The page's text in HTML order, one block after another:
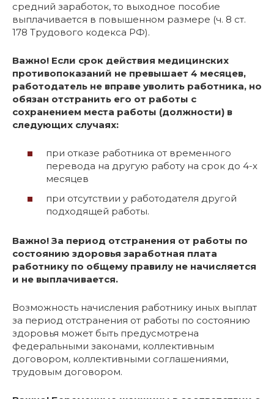
средний заработок, то выходное пособие
выплачивается в повышенном размере (ч. 8 ст.
178 Трудового кодекса РФ).
Важно! Если срок действия медицинских
противопоказаний не превышает 4 месяцев,
работодатель не вправе уволить работника, но
обязан отстранить его от работы с
сохранением места работы (должности) в
следующих случаях:
при отказе работника от временного
перевода на другую работу на срок до 4-х
месяцев
при отсутствии у работодателя другой
подходящей работы.
Важно! За период отстранения от работы по
состоянию здоровья заработная плата
работнику по общему правилу не начисляется
и не выплачивается.
Возможность начисления работнику иных выплат
за период отстранения от работы по состоянию
здоровья может быть предусмотрена
федеральными законами, коллективным
договором, коллективными соглашениями,
трудовым договором.